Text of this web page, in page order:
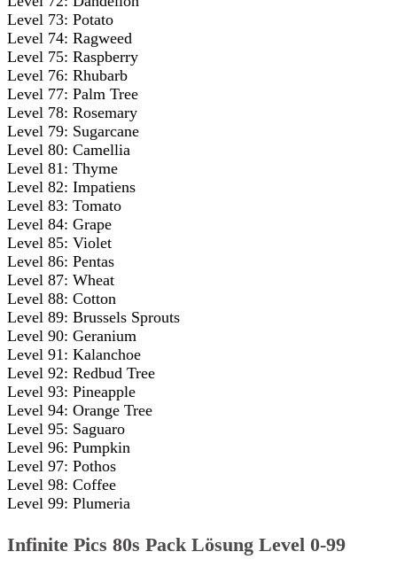
Level 73: Potato
Level 74: Ragweed
Level 75: Raspberry
Level 76: Rhubarb
Level 77: Palm Tree
Level 78: Rosemary
Level 79: Sugarcane
Level 80: Camellia
Level 81: Thyme
Level 82: Impatiens
Level 83: Tomato
Level 84: Grape
Level 85: Violet
Level 86: Pentas
Level 87: Wheat
Level 88: Cotton
Level 89: Brussels Sprouts
Level 90: Geranium
Level 91: Kalanchoe
Level 92: Redbud Tree
Level 93: Pineapple
Level 94: Orange Tree
Level 95: Saguaro
Level 96: Pumpkin
Level 97: Pothos
Level 98: Coffee
Level 99: Plumeria
Infinite Pics 80s Pack Lösung Level 0-99